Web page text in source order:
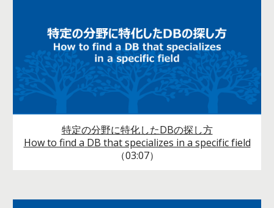
特定の分野に特化したDBの探し方
How to find a DB that specializes in a specific field
（03:07）